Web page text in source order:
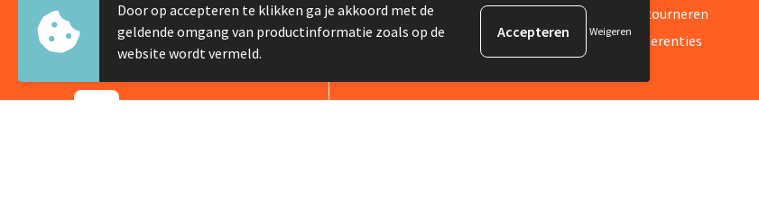
1742 PH Schagen
+31 226 422505
Nieuwsbrief
Veelgestelde vragen
Retourneren
Referenties
Door op accepteren te klikken ga je akkoord met de
geldende omgang van productinformatie zoals op de
website wordt vermeld.
Weigeren